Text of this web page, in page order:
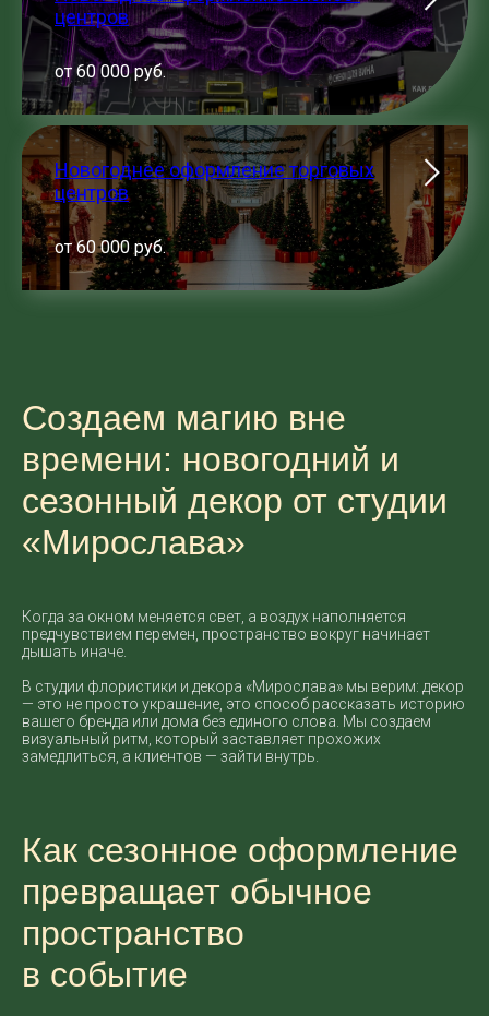
центров
от 60 000 руб.
Новогоднее оформление торговых
центров
от 60 000 руб.
Создаем магию вне
времени: новогодний и
сезонный декор от студии
«Мирослава»
Когда за окном меняется свет, а воздух наполняется
предчувствием перемен, пространство вокруг начинает
дышать иначе.
В студии флористики и декора «Мирослава» мы верим: декор
— это не просто украшение, это способ рассказать историю
вашего бренда или дома без единого слова. Мы создаем
визуальный ритм, который заставляет прохожих
замедлиться, а клиентов — зайти внутрь.
Как сезонное оформление
превращает обычное
пространство
в событие